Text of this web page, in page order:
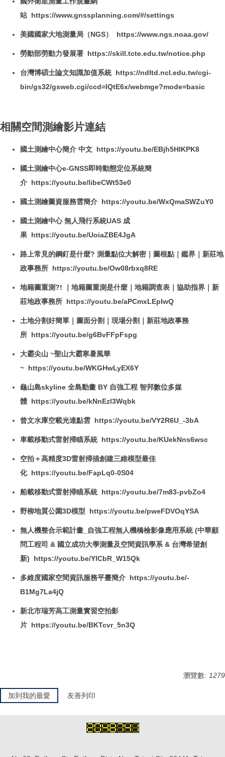
站 https://www.gnssplanning.com/#/settings
美國國家大地測量局（NGS） https://www.ngs.noaa.gov/
勞動部勞動力發展署 https://skill.tcte.edu.tw/notice.php
台灣博碩士論文知識加值系統 https://ndltd.ncl.edu.tw/cgi-
bin/gs32/gsweb.cgi/ccd=lQtE6x/webmge?mode=basic
相關空間測繪影片連結
國土測繪中心簡介 中文 https://youtu.be/EBjh5HIKPK8
國土測繪中心e-GNSS即時動態定位系統簡
介 https://youtu.be/libeCWt53e0
國土測繪圖資服務雲簡介 https://youtu.be/WxQmaSWZuY0
國土測繪中心 無人飛行系統UAS 成
果 https://youtu.be/UoiaZBE4JgA
路上常見的鋼釘是什麼? 測量點位大解密｜圖根點｜鑑界｜新莊地
政事務所 https://youtu.be/Ow08rbxq8RE
地籍圖重測?! ｜地籍圖重測是什麼｜地籍調查表｜協助指界｜新
莊地政事務所 https://youtu.be/aPCmxLEpIwQ
土地分割好簡單｜圖面分割｜現場分割｜新莊地政事務
所 https://youtu.be/g6BvFFpFspg
大霸尖山 ~聖山大霸寒暑風華
~ https://youtu.be/WKGHwLyEX6Y
龜山島skyline 全島動畫 BY 自強工程 智邦數位多媒
體 https://youtu.be/kNnEzl3Wqbk
曾文水庫空載光達點雲 https://youtu.be/VY2R6U_-3bA
車載移動式雷射掃瞄系統 https://youtu.be/KUekNns6wsc
空拍＋高精度3D雷射掃描創建三維模型最佳
化 https://youtu.be/FapLq0-0S04
船載移動式雷射掃瞄系統 https://youtu.be/7m83-pvbZo4
野柳地質公園3D模型 https://youtu.be/pweFDVOqYSA
無人機整合示範計畫_自強工程無人機橋檢影像應用系統 (中華顧
問工程司 & 國立成功大學測量及空間資訊學系 & 台灣希望創
新) https://youtu.be/YlCbR_W15Qk
多維度國家空間資訊服務平臺簡介 https://youtu.be/-
B1Mg7La4jQ
新北市瑞芳高工測量實習空拍影
片 https://youtu.be/BKTcvr_5n3Q
瀏覽數: 1279
加到我的最愛 友善列印